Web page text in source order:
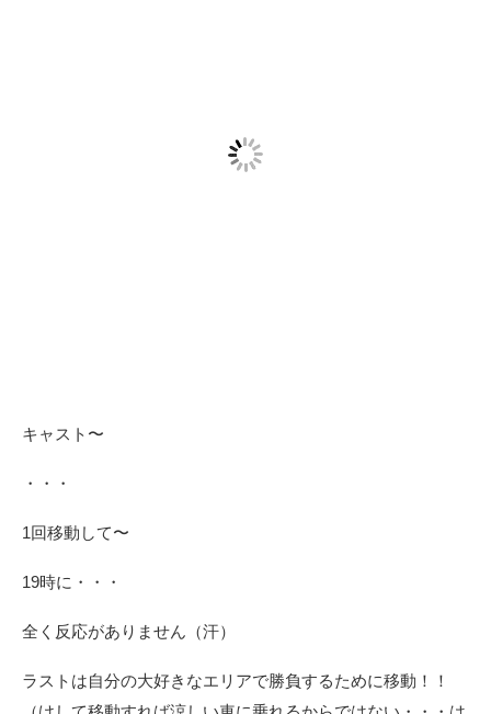
キャスト〜
・・・
1回移動して〜
19時に・・・
全く反応がありません（汗）
ラストは自分の大好きなエリアで勝負するために移動！！